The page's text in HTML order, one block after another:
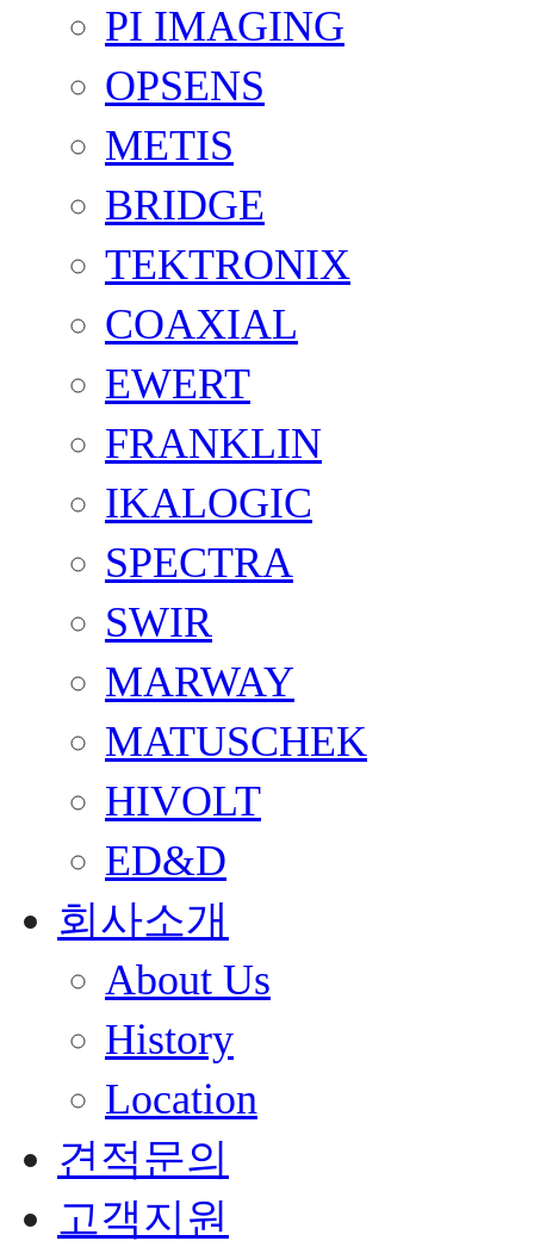
PI IMAGING
OPSENS
METIS
BRIDGE
TEKTRONIX
COAXIAL
EWERT
FRANKLIN
IKALOGIC
SPECTRA
SWIR
MARWAY
MATUSCHEK
HIVOLT
ED&D
회사소개
About Us
History
Location
견적문의
고객지원